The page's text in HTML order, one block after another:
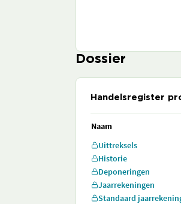
Dossier
Handelsregister
Naam
Uittreksels
Historie
Deponeringen
Jaarrekeningen
Standaard